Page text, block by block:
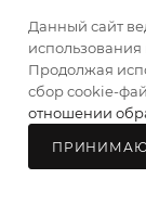
8
Данный сайт
Продолжая
сбор cookie-
отношении
Главная